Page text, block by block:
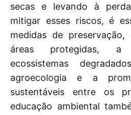
secas e levando à
mitigar esses riscos, é
medidas de
áreas protegidas, a
ecossistemas
agroecologia e a
sustentáveis entre os
educação ambiental